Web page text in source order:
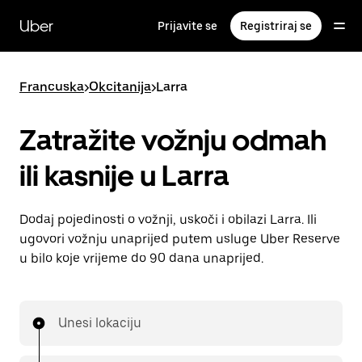
glavni
sadržaj
Uber Prijavite se Registriraj se
Francuska>Okcitanija>Larra
Zatražite vožnju odmah
ili kasnije u Larra
Dodaj pojedinosti o vožnji, uskoči i obilazi Larra. Ili
ugovori vožnju unaprijed putem usluge Uber Reserve
u bilo koje vrijeme do 90 dana unaprijed.
Unesi lokaciju